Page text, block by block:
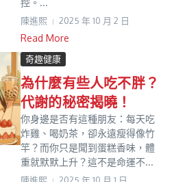
控。...
陳進𤋮 2025 年 10 月 2 日
Read More
奇趣健康
為什麼有些人吃不胖？
代謝的秘密揭曉！
你身邊是否有這種朋友：每天吃
炸雞、喝奶茶，卻永遠瘦得像竹
竿？而你只是聞到蛋糕香味，體
重就默默上升？這不是命運不...